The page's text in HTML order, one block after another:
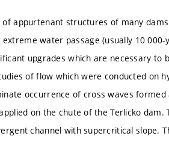
of appurtenant structures of many
water passage (usually 10
upgrades which are necessary to
of flow which were conducted on
occurrence of cross waves
on the chute of the Terlicko
channel with supercritical slope.